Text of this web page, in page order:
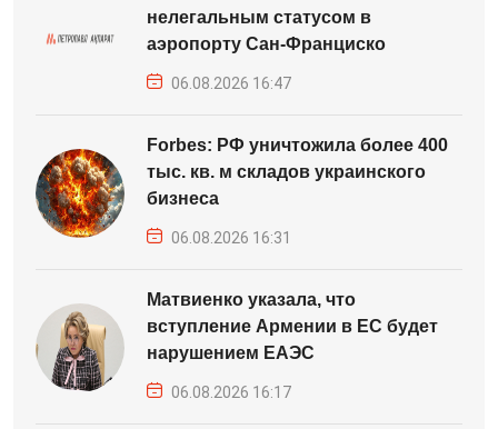
нелегальным статусом в
аэропорту Сан-Франциско
06.08.2026 16:47
Forbes: РФ уничтожила более 400
тыс. кв. м складов украинского
бизнеса
06.08.2026 16:31
Матвиенко указала, что
вступление Армении в ЕС будет
нарушением ЕАЭС
06.08.2026 16:17